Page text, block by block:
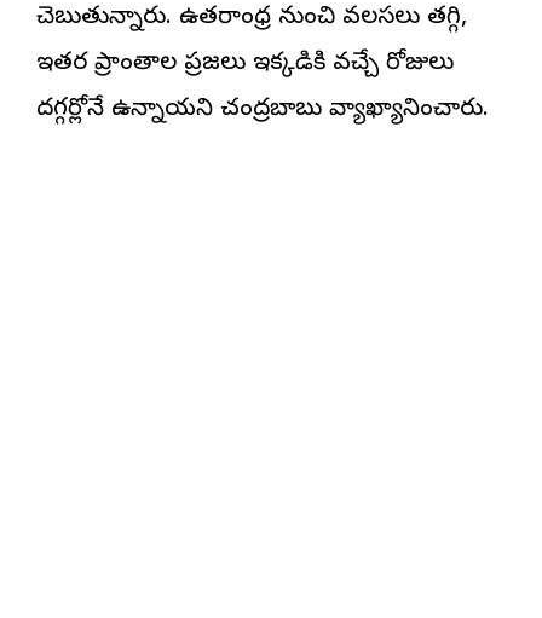
చెబుతున్నారు. ఉత్తరాంధ్ర నుంచి వలసలు తగ్గి,
ఇతర ప్రాంతాల ప్రజలు ఇక్కడికి వచ్చే రోజులు
దగ్గర్లోనే ఉన్నాయని చంద్రబాబు వ్యాఖ్యానించారు.